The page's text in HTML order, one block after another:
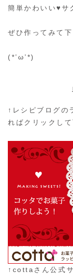
簡単かわいい♥サ
ぜひ作ってみて下
(*’ω’*)
↑レシピブログ
ればクリックし
↑cottaさん公式